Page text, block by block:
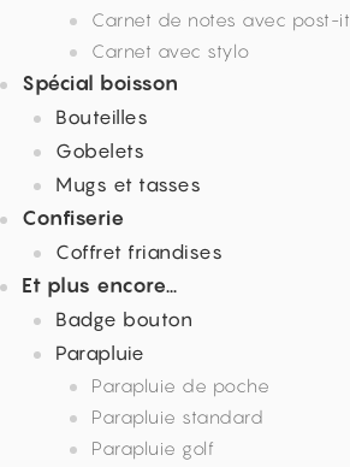
Carnet de notes avec post-it
Carnet avec stylo
Spécial boisson
Bouteilles
Gobelets
Mugs et tasses
Confiserie
Coffret friandises
Et plus encore…
Badge bouton
Parapluie
Parapluie de poche
Parapluie standard
Parapluie golf